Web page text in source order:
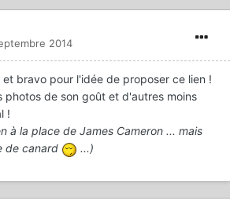
2014
et bravo pour l'idée de proposer ce lien !
photos de son goût et d'autres moins
!
à la place de James Cameron ... mais
de canard
...)